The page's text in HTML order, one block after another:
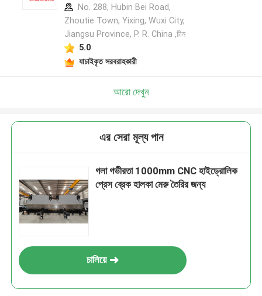
No. 288, Hubin Bei Road,
Zhoutie Town, Yixing, Wuxi City,
Jiangsu Province, P. R. China ,চীন
5.0
যাচাইকৃত সরবরাহকারী
আরো দেখুন
এর সেরা মূল্য পান
গলা গভীরতা 1000mm CNC হাইড্রোলিক
প্রেস ব্রেক হালকা মেরু তৈরির জন্য
চালিয়ে